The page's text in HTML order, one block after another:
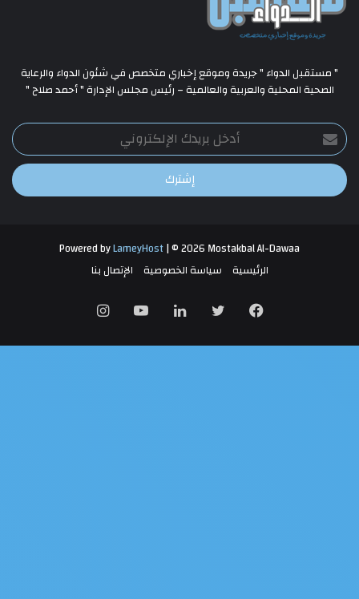
" مستقبل الدواء " جريدة وموقع إخباري متخصص في شئون الدواء والرعاية
الصحية المحلية والعربية والعالمية – رئيس مجلس الإدارة " أحمد صلاح "
أدخل
بريدك
الإلكتروني
Powered byLameyHost| © 2026 Mostakbal Al-Dawaa
الرئيسية
سياسة الخصوصية الإتصال بنا
فيسبوك تويتر لينكدإنيوتيوبانستقرام